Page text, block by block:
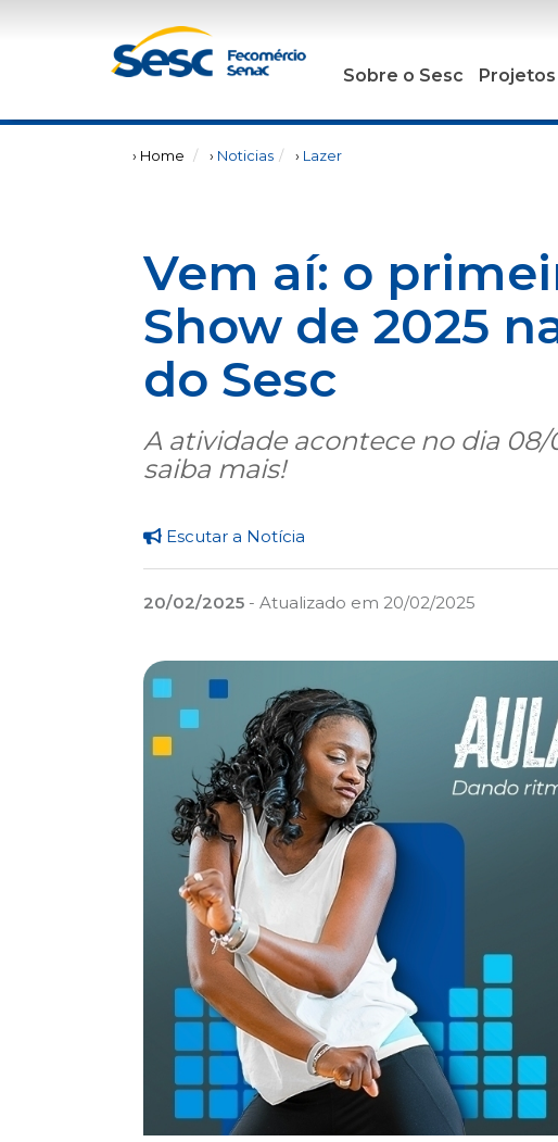
Sobre o Sesc Projetos
› Home › Noticias › Lazer
Vem aí: o
Show de 2025
do Sesc
A atividade acontece no dia
saiba mais!
Escutar a Notícia
20/02/2025 - Atualizado em 20/02/2025